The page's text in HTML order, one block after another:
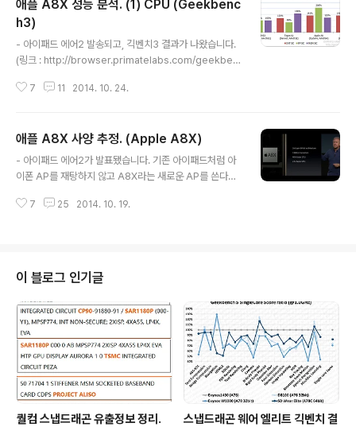
애플 A8X 성능 분석. (1) CPU (Geekbenc
h3)
- 아이패드 에어2 발송되고, 긱벤치3 결과가 나왔습니다.
(링크 : http://browser.primatelabs.com/geekben
로 나옵니다. L2 캐시가 2MB로 A8의 두 배입니다. - 클
A8X : http://browser.primatelabs.com/geekben
ch3/1079490 등 1. 정수 싱글코어 동클럭성능 비교해서
A8과 오차범위 동급입니다. A8과 같은 아키텍처입니다.
같은 아키텍처입니다. 다른 아키텍처와의 ..
7 11 2014. 10. 24.
애플 A8X 사양 추정. (Apple A8X)
- 아이패드 에어2가 발표됐습니다. 기존 아이패드처럼 아
이폰 AP를 재탕하지 않고 A8X라는 새로운 AP를 쓴다고
고 간단히 사양 추정해보겠습니다. - 애플 발표 내용. 트랜
능이 2.5배나 증가할 방법이 없으니까요. - 성능 향상 기준
이 무엇인가. CPU를 보면, 아이패드 에어가 8배(왼쪽), 이
번 에어2가 12배(오른쪽) 입니다. 에어2는 에어대비 1.5배
네요. GPU를 보면, 아이패드 에어가 72배(왼쪽), 이번 에
어2가 180배(오른쪽) 입니다. 에어2는 ..
7 25 2014. 10. 19.
이 블로그 인기글
퀄컴 스냅드래곤 유출정보 정리.
스냅드래곤 웨어 엘리트 긱벤치 결